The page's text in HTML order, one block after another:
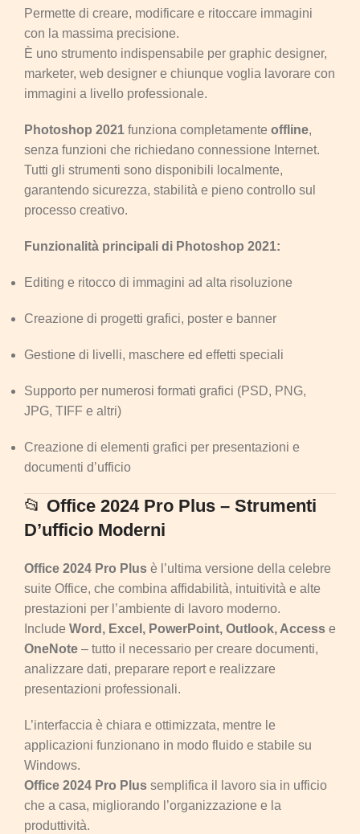
Permette di creare, modificare e ritoccare immagini
con la massima precisione.
È uno strumento indispensabile per graphic designer,
marketer, web designer e chiunque voglia lavorare con
immagini a livello professionale.
Photoshop 2021 funziona completamente offline,
senza funzioni che richiedano connessione Internet.
Tutti gli strumenti sono disponibili localmente,
garantendo sicurezza, stabilità e pieno controllo sul
processo creativo.
Funzionalità principali di Photoshop 2021:
Editing e ritocco di immagini ad alta risoluzione
Creazione di progetti grafici, poster e banner
Gestione di livelli, maschere ed effetti speciali
Supporto per numerosi formati grafici (PSD, PNG,
JPG, TIFF e altri)
Creazione di elementi grafici per presentazioni e
documenti d’ufficio
📂 Office 2024 Pro Plus – Strumenti
D’ufficio Moderni
Office 2024 Pro Plus è l’ultima versione della celebre
suite Office, che combina affidabilità, intuitività e alte
prestazioni per l’ambiente di lavoro moderno.
Include Word, Excel, PowerPoint, Outlook, Access e
OneNote – tutto il necessario per creare documenti,
analizzare dati, preparare report e realizzare
presentazioni professionali.
L’interfaccia è chiara e ottimizzata, mentre le
applicazioni funzionano in modo fluido e stabile su
Windows.
Office 2024 Pro Plus semplifica il lavoro sia in ufficio
che a casa, migliorando l’organizzazione e la
produttività.